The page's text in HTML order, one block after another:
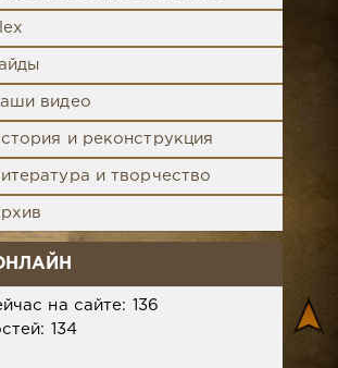
видео
и реконструкция
и творчество
на сайте: 136
134